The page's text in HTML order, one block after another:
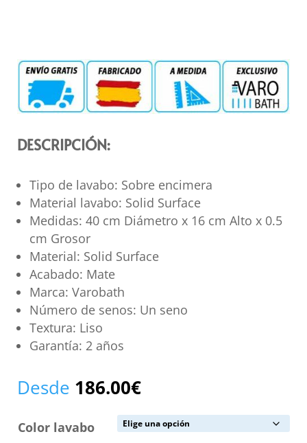
DESCRIPCIÓN:
Tipo de lavabo: Sobre encimera
Material lavabo: Solid Surface
Medidas: 40 cm Diámetro x 16 cm Alto x 0.5
cm Grosor
Material: Solid Surface
Acabado: Mate
Marca: Varobath
Número de senos: Un seno
Textura: Liso
Garantía: 2 años
Desde 186.00€
Color lavabo